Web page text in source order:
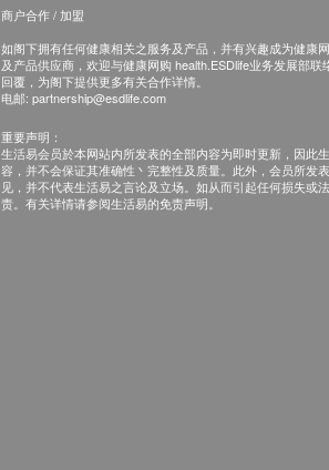
商户合作 / 加盟
如阁下拥有任何健康相关之服务及产品，并有兴趣成为健康
及产品供应商，欢迎与健康网购 health.ESDlife业务发展部联
回覆，为阁下提供更多有关合作详情。
电邮: partnership@esdlife.com
重要声明：
生活易会员於本网站内所发表的全部内容为即时更新，因此
容，并不会保证其准确性丶完整性及质量。此外，会员所发
见，并不代表生活易之言论及立场。如从而引起任何损失或
责。有关详情请参阅生活易的免责声明。